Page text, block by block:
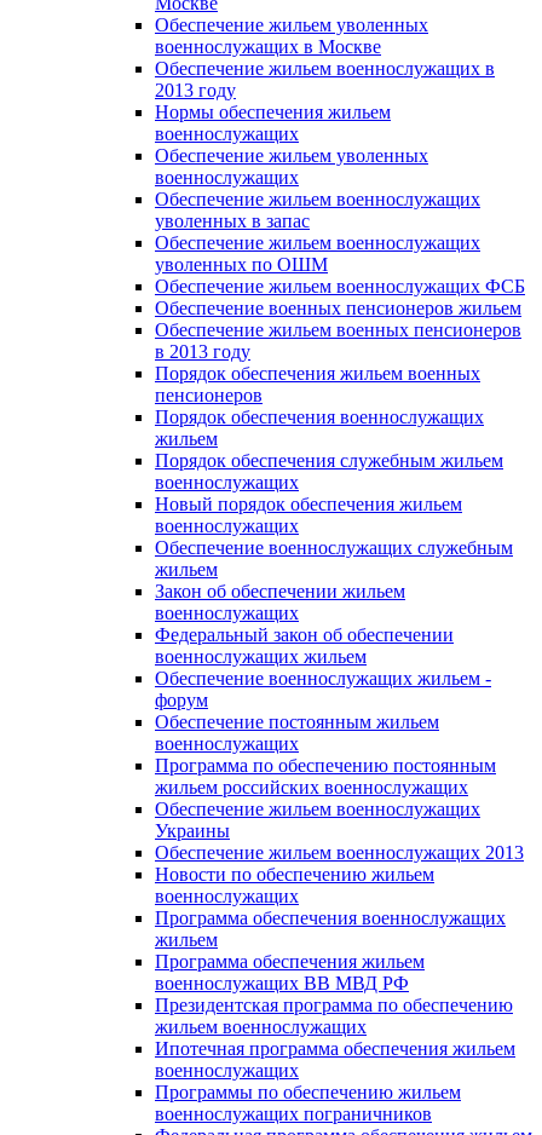
Обеспечение жильем уволенных
военнослужащих в Москве
Обеспечение жильем военнослужащих в
2013 году
Нормы обеспечения жильем
военнослужащих
Обеспечение жильем уволенных
военнослужащих
Обеспечение жильем военнослужащих
уволенных в запас
Обеспечение жильем военнослужащих
уволенных по ОШМ
Обеспечение жильем военнослужащих ФСБ
Обеспечение военных пенсионеров жильем
Обеспечение жильем военных пенсионеров
в 2013 году
Порядок обеспечения жильем военных
пенсионеров
Порядок обеспечения военнослужащих
жильем
Порядок обеспечения служебным жильем
военнослужащих
Новый порядок обеспечения жильем
военнослужащих
Обеспечение военнослужащих служебным
жильем
Закон об обеспечении жильем
военнослужащих
Федеральный закон об обеспечении
военнослужащих жильем
Обеспечение военнослужащих жильем -
форум
Обеспечение постоянным жильем
военнослужащих
Программа по обеспечению постоянным
жильем российских военнослужащих
Обеспечение жильем военнослужащих
Украины
Обеспечение жильем военнослужащих 2013
Новости по обеспечению жильем
военнослужащих
Программа обеспечения военнослужащих
жильем
Программа обеспечения жильем
военнослужащих ВВ МВД РФ
Президентская программа по обеспечению
жильем военнослужащих
Ипотечная программа обеспечения жильем
военнослужащих
Программы по обеспечению жильем
военнослужащих пограничников